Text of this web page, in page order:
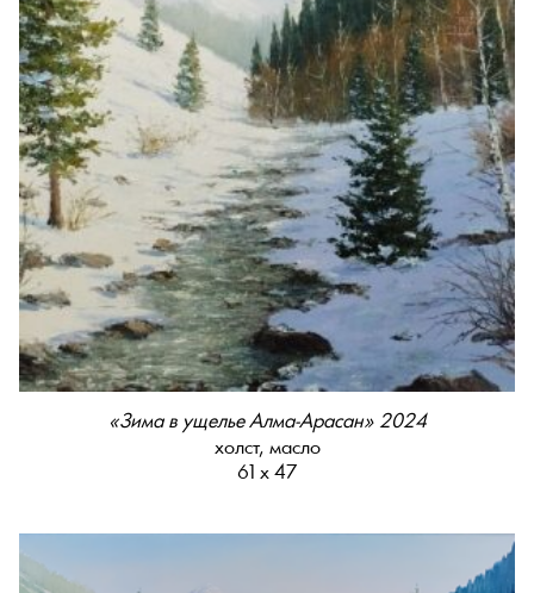
«Зима в ущелье Алма-Арасан» 2024
холст, масло
61 х 47